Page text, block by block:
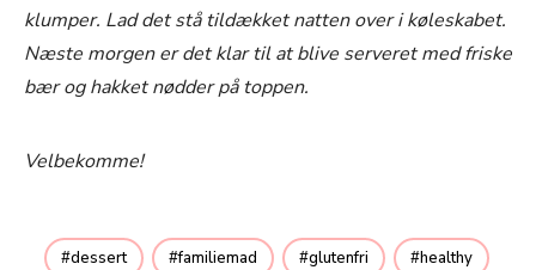
klumper. Lad det stå tildækket natten over i køleskabet.
Næste morgen er det klar til at blive serveret med friske
bær og hakket nødder på toppen.
Velbekomme!
dessert familiemad glutenfri healthy